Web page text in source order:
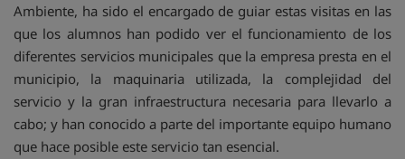
Ambiente, ha sido el encargado de guiar estas visitas en las
que los alumnos han podido ver el funcionamiento de los
diferentes servicios municipales que la empresa presta en el
municipio, la maquinaria utilizada, la complejidad del
servicio y la gran infraestructura necesaria para llevarlo a
cabo; y han conocido a parte del importante equipo humano
que hace posible este servicio tan esencial.